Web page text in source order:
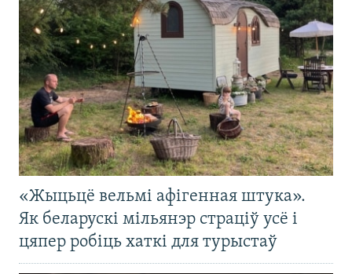
«Жыцьцё вельмі афігенная штука».
Як беларускі мільянэр страціў усё і
цяпер робіць хаткі для турыстаў